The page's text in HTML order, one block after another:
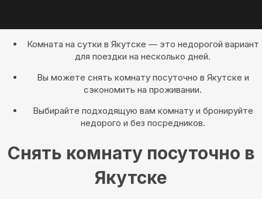
Комната на сутки в Якутске — это недорогой вариант
для поездки на несколько дней.
Вы можете снять комнату посуточно в Якутске и
сэкономить на проживании.
Выбирайте подходящую вам комнату и бронируйте
недорого и без посредников.
Снять комнату посуточно в
Якутске